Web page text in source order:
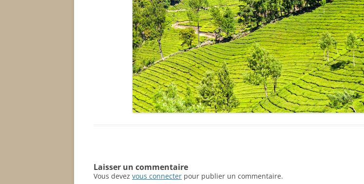
Laisser un commentaire
Vous devez vous connecter pour publier un commentaire.